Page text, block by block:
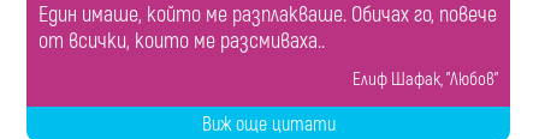
Един имаше, който ме разплакваше. Обичах го, повече
от всички, които ме разсмиваха..
Елиф Шафак, "Любов"
Виж още цитати